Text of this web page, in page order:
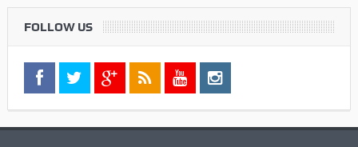
FOLLOW US